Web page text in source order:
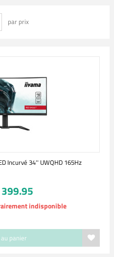
par prix
Incurvé 34'' UWQHD 165Hz
399.95
indisponible
panier